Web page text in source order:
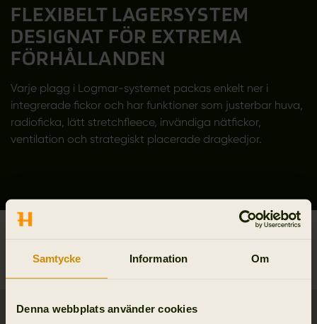
Samtycke Information Om
Denna webbplats använder cookies
FLEXIBELT LAGERSYSTEM
DESIGNAT FÖR EXTREMA
FÖRHÅLLANDEN
Varje plagg i Logmar-systemet packas enkelt ner i
integrerade fickor och har funktioner som justerbar huva,
radioficka, lätt stretchfleece, invändiga nätfickor,
ventilation och strategiskt placerade dragkedjor.